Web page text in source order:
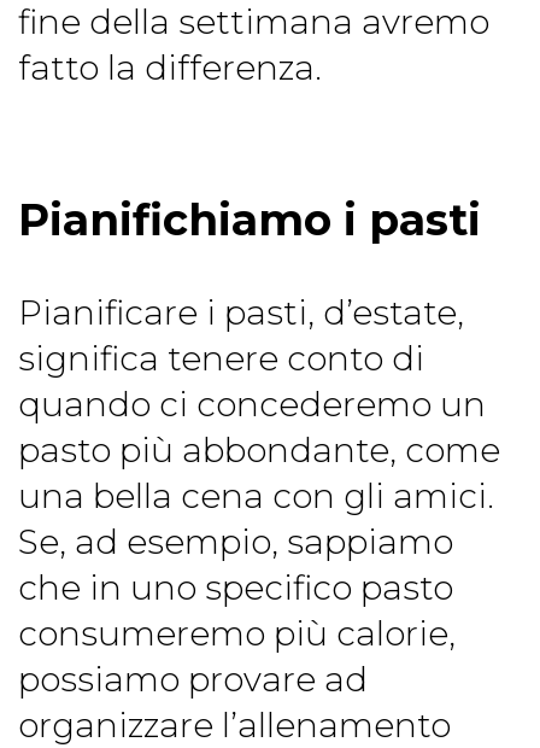
fine della settimana avremo
fatto la differenza.
Pianifichiamo i pasti
Pianificare i pasti, d’estate,
significa tenere conto di
quando ci concederemo un
pasto più abbondante, come
una bella cena con gli amici.
Se, ad esempio, sappiamo
che in uno specifico pasto
consumeremo più calorie,
possiamo provare ad
organizzare l’allenamento